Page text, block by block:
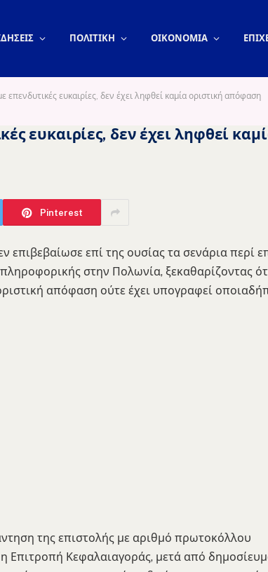
ΠΟΛΙΤΙΚΗ ΟΙΚΟΝΟΜΙΑ
επενδυτικές ευκαιρίες, δεν έχει ληφθεί καμία οριστική απόφαση
ευκαιρίες, δεν έχει ληφθεί
Pinterest
επιβεβαίωσε επί της ουσίας τα σενάρια περί
στην Πολωνία, ξεκαθαρίζοντας
απόφαση ούτε έχει υπογραφεί
της επιστολής με αριθμό πρωτοκόλλου
Επιτροπή Κεφαλαιαγοράς, μετά από